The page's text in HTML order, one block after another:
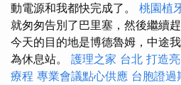
動電源和我都快完成了。 桃園植
就匆匆告別了巴里塞，然後繼續趕
今天的目的地是博德魯姆，中途
為休息站。 護理之家 台北 打造
療程 專業會議點心供應 台胞證過